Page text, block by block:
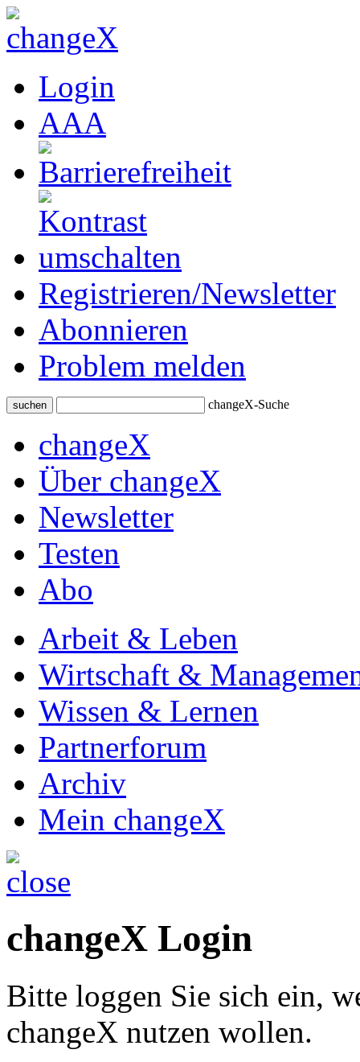
Login
AAA
Registrieren/Newsletter
Abonnieren
Problem melden
suchen changeX-Suche
changeX
Über changeX
Newsletter
Testen
Abo
Arbeit & Leben
Wirtschaft &
Wissen & Lernen
Partnerforum
Archiv
Mein changeX
changeX Login
Bitte loggen Sie sich ein,
changeX nutzen wollen.